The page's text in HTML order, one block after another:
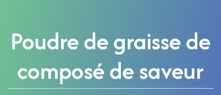
Poudre de graisse de
composé de saveur